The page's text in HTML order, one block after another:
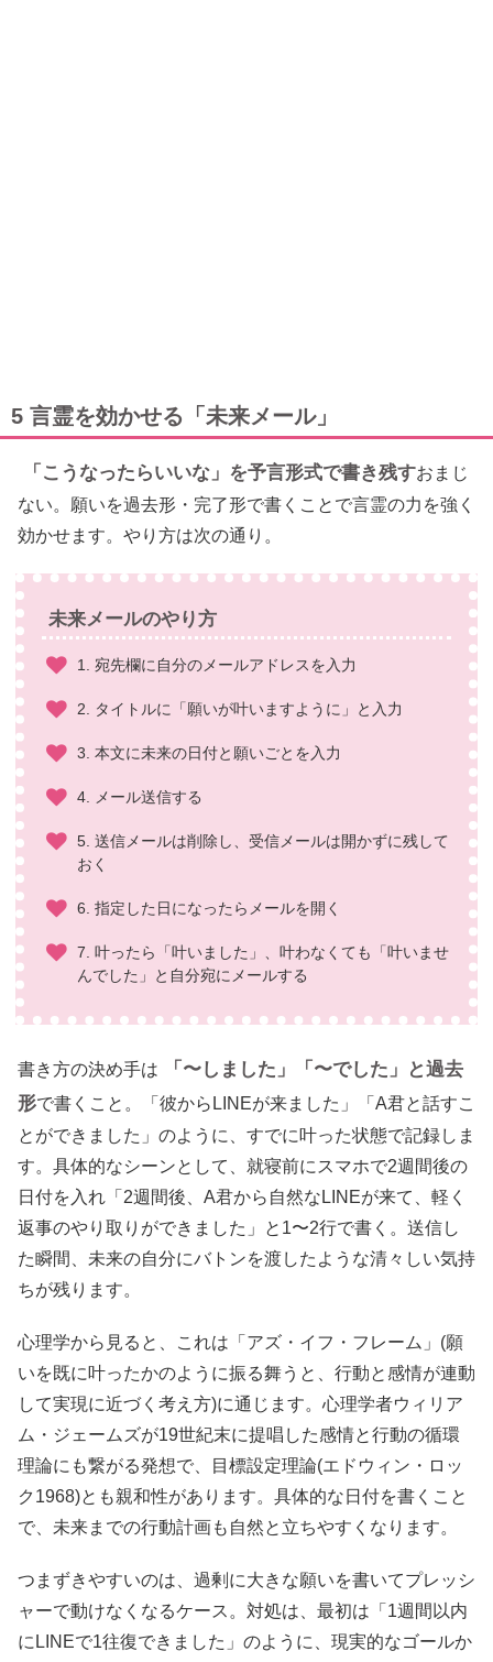
5 言霊を効かせる「未来メール」
「こうなったらいいな」を予言形式で書き残すおまじ
ない。願いを過去形・完了形で書くことで言霊の力を強く
効かせます。やり方は次の通り。
未来メールのやり方
1. 宛先欄に自分のメールアドレスを入力
2. タイトルに「願いが叶いますように」と入力
3. 本文に未来の日付と願いごとを入力
4. メール送信する
5. 送信メールは削除し、受信メールは開かずに残して
おく
6. 指定した日になったらメールを開く
7. 叶ったら「叶いました」、叶わなくても「叶いませ
んでした」と自分宛にメールする
書き方の決め手は
「〜しました」「〜でした」と過去
形で書くこと。「彼からLINEが来ました」「A君と話すこ
とができました」のように、すでに叶った状態で記録しま
す。具体的なシーンとして、就寝前にスマホで2週間後の
日付を入れ「2週間後、A君から自然なLINEが来て、軽く
返事のやり取りができました」と1〜2行で書く。送信し
た瞬間、未来の自分にバトンを渡したような清々しい気持
ちが残ります。
心理学から見ると、これは「アズ・イフ・フレーム」(願
いを既に叶ったかのように振る舞うと、行動と感情が連動
して実現に近づく考え方)に通じます。心理学者ウィリア
ム・ジェームズが19世紀末に提唱した感情と行動の循環
理論にも繋がる発想で、目標設定理論(エドウィン・ロッ
ク1968)とも親和性があります。具体的な日付を書くこと
で、未来までの行動計画も自然と立ちやすくなります。
つまずきやすいのは、過剰に大きな願いを書いてプレッシ
ャーで動けなくなるケース。対処は、最初は「1週間以内
にLINEで1往復できました」のように、現実的なゴールか